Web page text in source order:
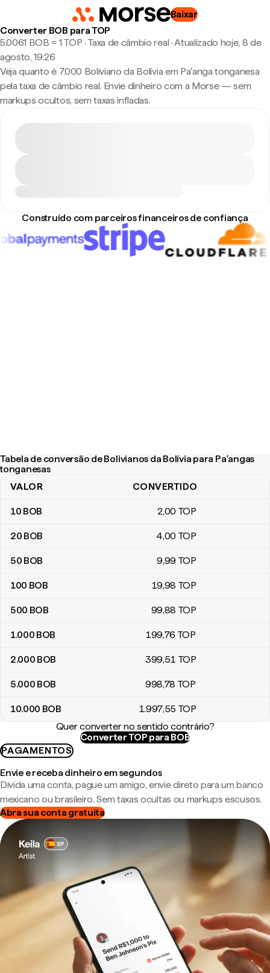
Baixar
Converter BOB para TOP
5,0061 BOB ≈ 1 TOP · Taxa de câmbio real ·Atualizado hoje, 8 de
agosto, 19:26
Veja quanto é 7.000 Boliviano da Bolívia em Paʻanga tonganesa
pela taxa de câmbio real. Envie dinheiro com a Morse — sem
markups ocultos, sem taxas infladas.
Construído com parceiros financeiros de confiança
Tabela de conversão de Bolivianos da Bolívia para Paʻangas
tonganesas
Tabela de conversão de Bolivianos da Bolívia para Paʻangas
VALOR CONVERTIDO
10 BOB 2,00 TOP
20 BOB 4,00 TOP
50 BOB 9,99 TOP
100 BOB 19,98 TOP
500 BOB 99,88 TOP
1.000 BOB 199,76 TOP
2.000 BOB 399,51 TOP
5.000 BOB 998,78 TOP
10.000 BOB 1.997,55 TOP
Quer converter no sentido contrário?
Converter TOP para BOB
PAGAMENTOS
Envie e receba dinheiro em segundos
Divida uma conta, pague um amigo, envie direto para um banco
mexicano ou brasileiro. Sem taxas ocultas ou markups escusos.
Abra sua conta gratuita